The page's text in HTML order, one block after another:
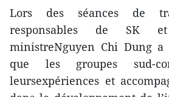
Lors des séances de
responsables de SK
ministreNguyen Chi Dung
que les groupes sud-
leursexpériences et